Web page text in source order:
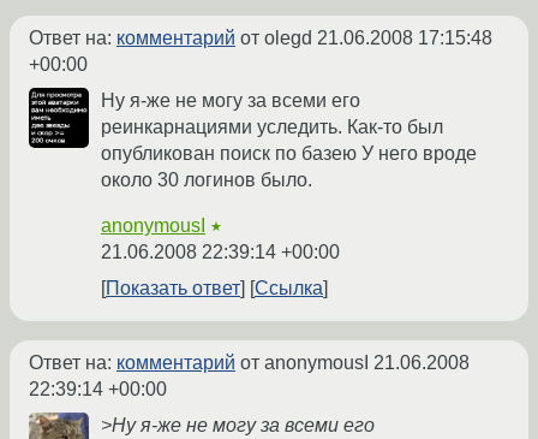
Ответ на: комментарий от olegd 21.06.2008 17:15:48
+00:00
Ну я-же не могу за всеми его
реинкарнациями уследить. Как-то был
опубликован поиск по базею У него вроде
около 30 логинов было.
anonymousI ★
21.06.2008 22:39:14 +00:00
Показать ответ
Ссылка
Ответ на: комментарий от anonymousI 21.06.2008
22:39:14 +00:00
>Ну я-же не могу за всеми его